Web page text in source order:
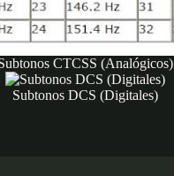
CTCSS (Analógicos)
Subtonos DCS (Digitales)